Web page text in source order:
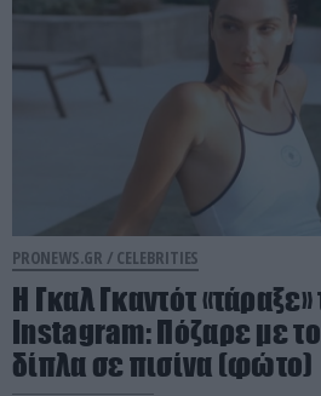
PRONEWS.GR / CELEBRITIES
Η Γκαλ Γκαντότ «τάραξε»
Instagram: Πόζαρε με το
δίπλα σε πισίνα (φώτο)